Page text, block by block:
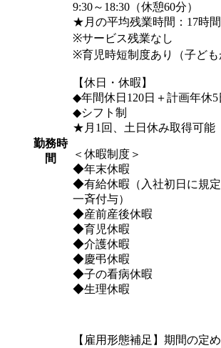
勤務時
間
9:30～18:30（休憩60分）
★月の平均残業時間：17時間
※サービス残業なし
※育児時短制度あり（子ども
【休日・休暇】
◆年間休日120日＋計画年休5
◆シフト制
★月1回、土日休み取得可能
＜休暇制度＞
◆年末休暇
◆有給休暇（入社初日に規
一斉付与）
◆産前産後休暇
◆育児休暇
◆介護休暇
◆慶弔休暇
◆子の看病休暇
◆生理休暇
【雇用形態補足】期間の定